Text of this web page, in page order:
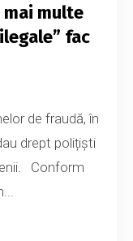
multe
fac
de fraudă, în
drept polițiști
Conform